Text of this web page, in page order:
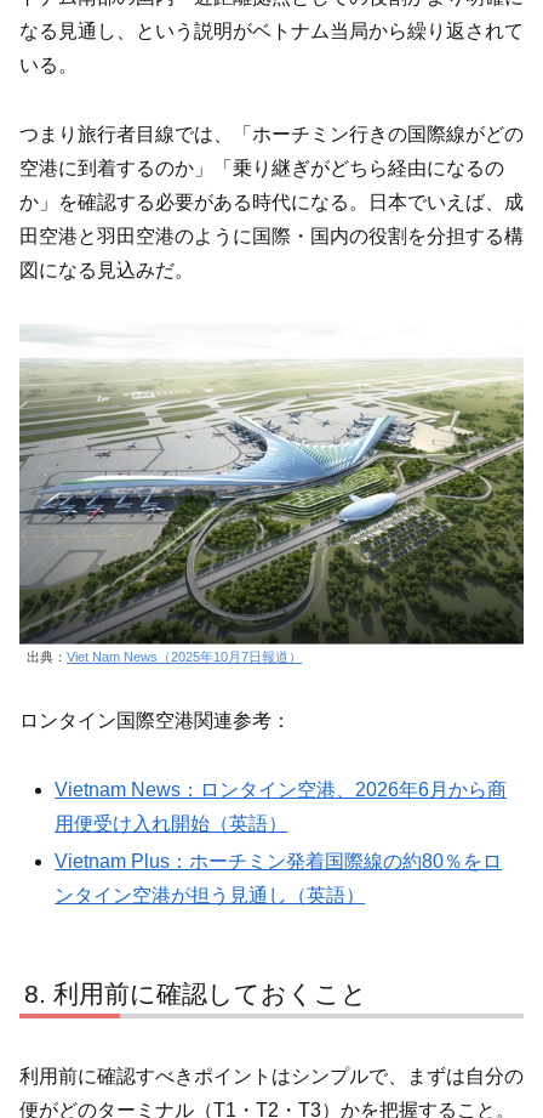
なる見通し、という説明がベトナム当局から繰り返されて
いる。
つまり旅行者目線では、「ホーチミン行きの国際線がどの
空港に到着するのか」「乗り継ぎがどちら経由になるの
か」を確認する必要がある時代になる。日本でいえば、成
田空港と羽田空港のように国際・国内の役割を分担する構
図になる見込みだ。
出典： Viet Nam News（2025年10月7日報道）
ロンタイン国際空港関連参考：
Vietnam News：ロンタイン空港、2026年6月から商
用便受け入れ開始（英語）
Vietnam Plus：ホーチミン発着国際線の約80％をロ
ンタイン空港が担う見通し（英語）
利用前に確認しておくこと
利用前に確認すべきポイントはシンプルで、まずは自分の
便がどのターミナル（T1・T2・T3）かを把握すること。